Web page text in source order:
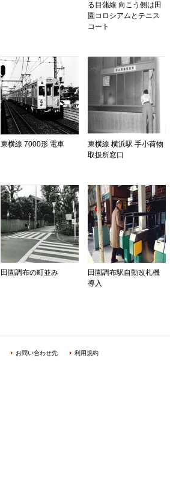
る目蒲線 向こう側は田
園コロシアムとテニス
コート
東横線 7000形 電車
東横線 横浜駅 手小荷物
取扱所窓口
田園調布の町並み
田園調布駅自動改札機
導入
お問い合わせ先 利用規約